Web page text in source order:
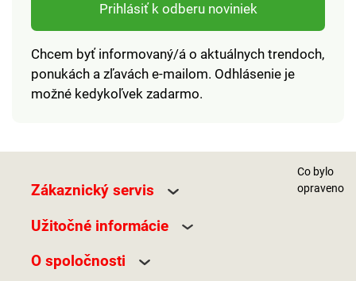
Prihlásiť k odberu noviniek
Chcem byť informovaný/á o aktuálnych trendoch,
ponukách a zľavách e-mailom. Odhlásenie je
možné kedykoľvek zadarmo.
Zákaznický servis
Užitočné informácie
O spoločnosti
Co bylo
opraveno